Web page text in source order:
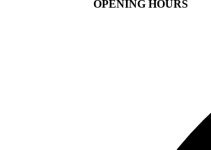
OPENING HOURS